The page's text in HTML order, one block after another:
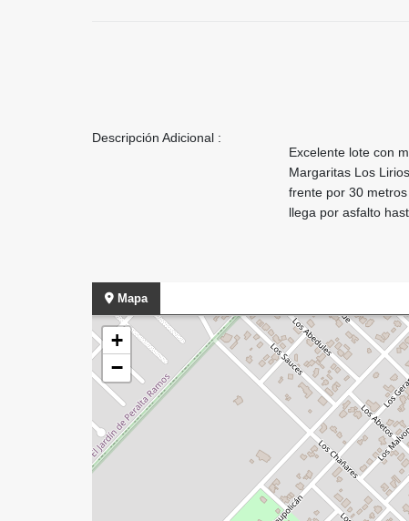
Descripción Adicional :
Excelente lote con
Margaritas Los
frente por 30
llega por asfalto
Mapa
+
−